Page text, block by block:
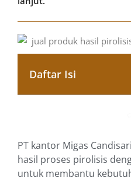
Daftar Isi
PT kantor Migas
hasil proses pirolisis
untuk membantu